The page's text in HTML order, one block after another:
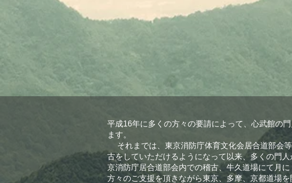
平成16年に多くの方々の要請によって、心武館の
ます。
それまでは、東京消防庁体育文化会居合道部会
古をしていただけるようになって以来、多くの門
京消防庁居合道部会内での稽古、牛久道場にて月
方々のご支援を頂きながら東京、多摩、京都道場